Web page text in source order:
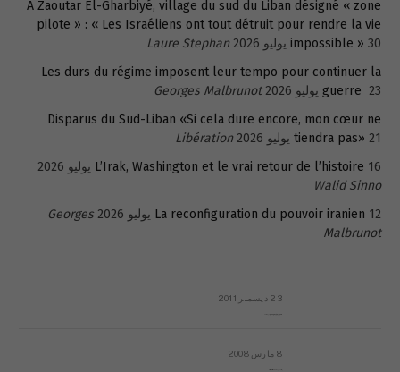
A Zaoutar El-Gharbiyé, village du sud du Liban désigné « zone
pilote » : « Les Israéliens ont tout détruit pour rendre la vie
impossible » 30 يوليو 2026
Laure Stephan
Les durs du régime imposent leur tempo pour continuer la
guerre 23 يوليو 2026
Georges Malbrunot
Disparus du Sud-Liban «Si cela dure encore, mon cœur ne
tiendra pas» 21 يوليو 2026
Libération
L’Irak, Washington et le vrai retour de l’histoire 16 يوليو 2026
Walid Sinno
La reconfiguration du pouvoir iranien 12 يوليو 2026
Georges
Malbrunot
23 ديسمبر 2011
8 مارس 2008